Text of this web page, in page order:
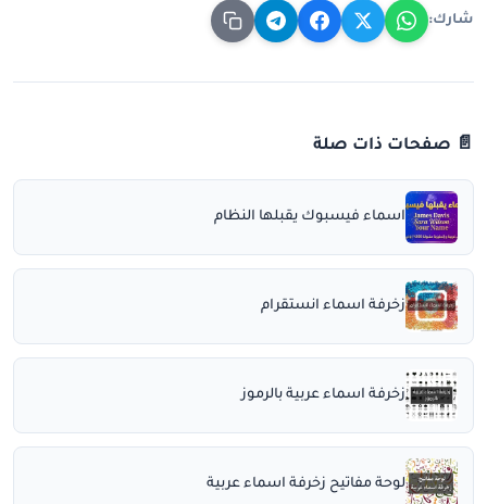
شارك:
📄 صفحات ذات صلة
اسماء فيسبوك يقبلها النظام
زخرفة اسماء انستقرام
زخرفة اسماء عربية بالرموز
لوحة مفاتيح زخرفة اسماء عربية